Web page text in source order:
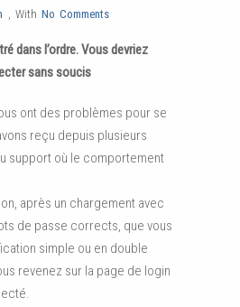
, With No Comments
dans l’ordre. Vous devriez
sans soucis
ont des problèmes pour se
reçu depuis plusieurs
support où le comportement
après un chargement avec
de passe corrects, que vous
simple ou en double
revenez sur la page de login